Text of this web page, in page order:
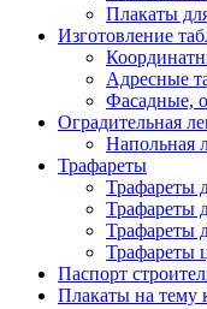
Плакаты
Изготовление
Адресные
Фасадные,
Оградительная
Напольная
Трафареты
Трафареты
Трафареты
Трафареты
Трафареты
Паспорт
Плакаты на тему